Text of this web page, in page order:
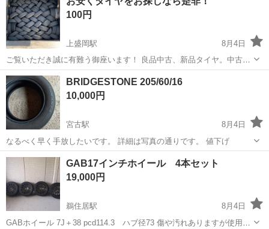
く、良好です プロフィール必読の上、お問い合わせ下さいませ お取引
は盛岡市玉...
100円
上盛岡駅
8月4日
ご覧いただき誠に有難う御座います！ 良品中古、新品タイヤ。中古
鉄，アルミホイールの販売買い取り、輸出をしております。 当社は在
庫が多数御座います。 お安く安心して履けるタイヤ、ホイールのみを
販売致します。 又、組み替え、脱...
岩手 盛岡市
BRIDGESTONE 205/60/16
10,000円
宮古駅
8月4日
なるべく早く手放したいです。 詳細は写真の通りです。 値下げ
岩手 宮古市 タイヤ、ホイール
GAB17インチホイール 4本セット
19,000円
鵜住居駅
8月4日
GABホイール 7J＋38 pcd114.3 ハブ径73 傷や汚れありますが使用に